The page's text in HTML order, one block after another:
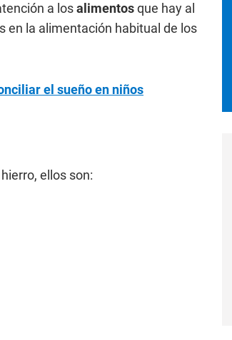
a losalimentosque hay al
en la alimentación habitual de los
el sueño en niños
ellos son: